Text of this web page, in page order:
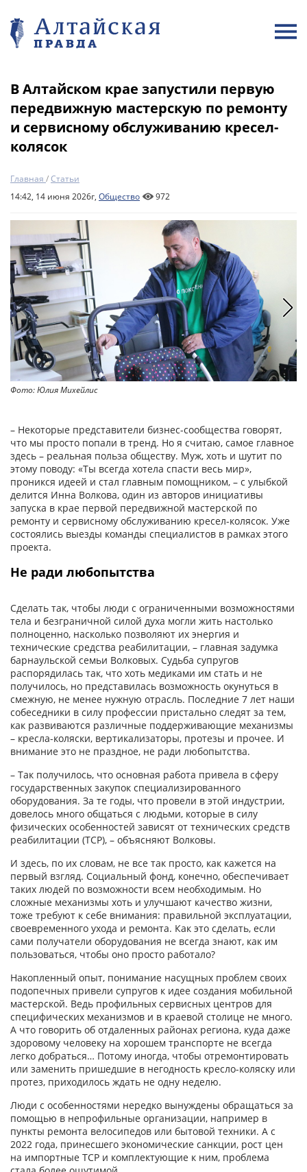
В Алтайском крае запустили первую
передвижную мастерскую по ремонту
и сервисному обслуживанию кресел-
колясок
Главная /Статьи
14:42, 14 июня 2026г, Общество 972
Фото: Юлия Михейлис
– Некоторые представители бизнес-сообщества говорят,
что мы просто попали в тренд. Но я считаю, самое главное
здесь – реальная польза обществу. Муж, хоть и шутит по
этому поводу: «Ты всегда хотела спасти весь мир»,
проникся идеей и стал главным помощником, – с улыбкой
делится Инна Волкова, один из авторов инициативы
запуска в крае первой передвижной мастерской по
ремонту и сервисному обслуживанию кресел-колясок. Уже
состоялись выезды команды специалистов в рамках этого
проекта.
Не ради любопытства
Сделать так, чтобы люди с ограниченными возможностями
тела и безграничной силой духа могли жить настолько
полноценно, насколько позволяют их энергия и
технические средства реабилитации, – главная задумка
барнаульской семьи Волковых. Судьба супругов
распорядилась так, что хоть медиками им стать и не
получилось, но представилась возможность окунуться в
смежную, не менее нужную отрасль. Последние 7 лет наши
собеседники в силу профессии пристально следят за тем,
как развиваются различные поддерживающие механизмы
– кресла-коляски, вертикализаторы, протезы и прочее. И
внимание это не праздное, не ради любопытства.
– Так получилось, что основная работа привела в сферу
государственных закупок специализированного
оборудования. За те годы, что провели в этой индустрии,
довелось много общаться с людьми, которые в силу
физических особенностей зависят от технических средств
реабилитации (ТСР), – объясняют Волковы.
И здесь, по их словам, не все так просто, как кажется на
первый взгляд. Социальный фонд, конечно, обеспечивает
таких людей по возможности всем необходимым. Но
сложные механизмы хоть и улучшают качество жизни,
тоже требуют к себе внимания: правильной эксплуатации,
своевременного ухода и ремонта. Как это сделать, если
сами получатели оборудования не всегда знают, как им
пользоваться, чтобы оно просто работало?
Накопленный опыт, понимание насущных проблем своих
подопечных привели супругов к идее создания мобильной
мастерской. Ведь профильных сервисных центров для
специфических механизмов и в краевой столице не много.
А что говорить об отдаленных районах региона, куда даже
здоровому человеку на хорошем транспорте не всегда
легко добраться… Потому иногда, чтобы отремонтировать
или заменить пришедшие в негодность кресло-коляску или
протез, приходилось ждать не одну неделю.
Люди с особенностями нередко вынуждены обращаться за
помощью в непрофильные организации, например в
пункты ремонта велосипедов или бытовой техники. А с
2022 года, принесшего экономические санкции, рост цен
на импортные ТСР и комплектующие к ним, проблема